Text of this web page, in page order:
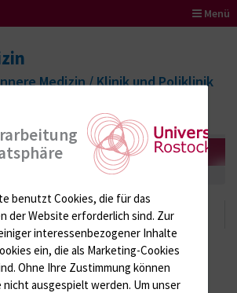
Menü
Medizin / Klinik und Poliklinik
Onkologie,
und Palliativmedizin
Code: 20260807155551845c90c2
benutzt Cookies, die für das
der Website erforderlich sind. Zur
interessenbezogener Inhalte
ein, die als Marketing-Cookies
Ohne Ihre Zustimmung können
nicht ausgespielt werden. Um unser